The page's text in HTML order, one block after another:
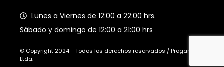
Lunes a Viernes de 12:00 a 22:00 hrs.
Sábado y domingo de 12:00 a 21:00 hrs
© Copyright 2024 - Todos los derechos reservados / Progaming
Ltda.